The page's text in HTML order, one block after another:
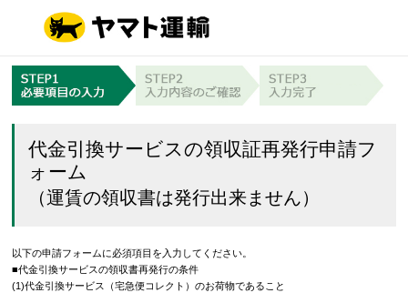
代金引換サービスの領収証再発行申請フ
ォーム
（運賃の領収書は発行出来ません）
以下の申請フォームに必須項目を入力してください。
■代金引換サービスの領収書再発行の条件
(1)代金引換サービス（宅急便コレクト）のお荷物であること